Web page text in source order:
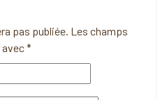
pas publiée. Les champs
*